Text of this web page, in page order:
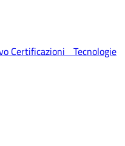
Certificazioni Tecnologie